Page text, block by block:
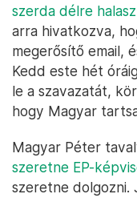
szerda délre
arra hivatkozva,
megerősítő email,
Kedd este hét
le a szavazatát,
hogy Magyar
Magyar Péter
szeretne EP-
szeretne dolgozni.